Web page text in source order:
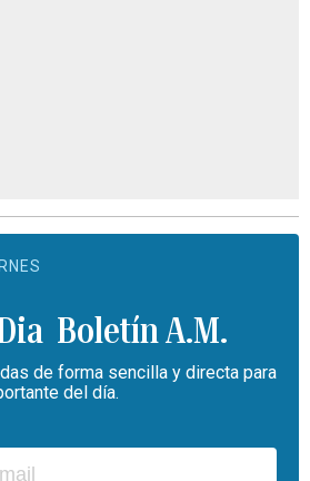
Boletín A.M.
de forma sencilla y directa para
del día.